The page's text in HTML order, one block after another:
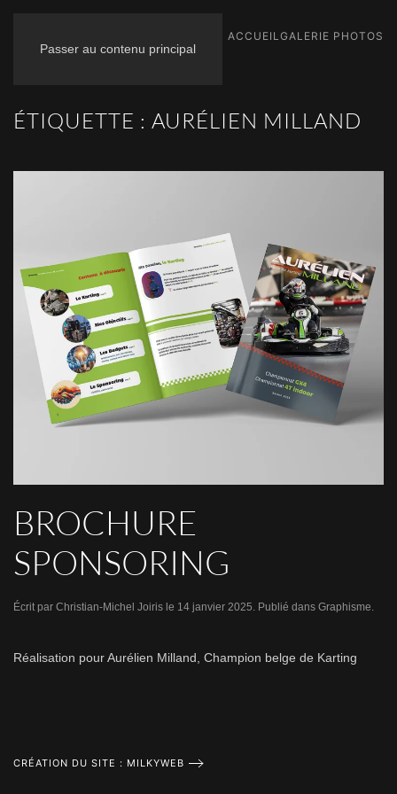
Passer au contenu principal
ACCUEIL GALERIE PHOTOS
ÉTIQUETTE : AURÉLIEN MILLAND
BROCHURE
SPONSORING
Écrit par Christian-Michel Joiris le 14 janvier 2025 . Publié dans Graphisme
Réalisation pour Aurélien Milland, Champion belge de Karting
CRÉATION DU SITE : MILKYWEB